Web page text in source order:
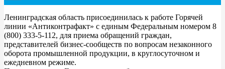
Ленинградская область присоединилась к работе Горячей
линии «Антиконтрафакт» с единым Федеральным номером 8
(800) 333-5-112, для приема обращений граждан,
представителей бизнес-сообществ по вопросам незаконного
оборота промышленной продукции, в круглосуточном и
ежедневном режиме.